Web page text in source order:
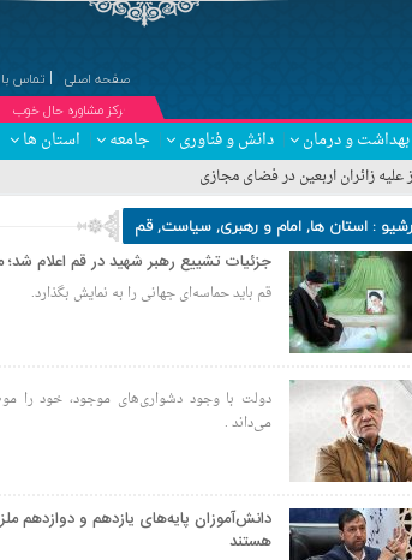
صفحه اصلی تماس با
۞مرکز مشاوره حال خوب
دکتر کبری درویش پیشه ؛ مشاور خانواده و
بهداشت و درمان دانش و فناوری جامعه استان ها
زائران اربعین در فضای مجازی
: استان ها,امام و رهبری,سیاست,قم
جزئیات تشییع رهبر شهید در قم اعلام شد؛
قم باید حماسه‌ای جهانی را به نمایش بگذارد.
دولت با وجود دشواری‌های موجود، خود را
می‌داند .
دانش‌آموزان پایه‌های یازدهم و دوازدهم
هستند